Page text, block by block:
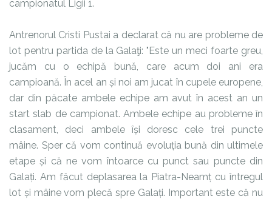
campionatul Ligii 1.
Antrenorul Cristi Pustai a declarat că nu are probleme de
lot pentru partida de la Galaţi: "Este un meci foarte greu,
jucăm cu o echipă bună, care acum doi ani era
campioană. În acel an și noi am jucat în cupele europene,
dar din păcate ambele echipe am avut în acest an un
start slab de campionat. Ambele echipe au probleme în
clasament, deci ambele își doresc cele trei puncte
mâine. Sper că vom continuă evoluția bună din ultimele
etape și că ne vom întoarce cu punct sau puncte din
Galați. Am făcut deplasarea la Piatra-Neamț cu întregul
lot și mâine vom plecă spre Galați. Important este că nu